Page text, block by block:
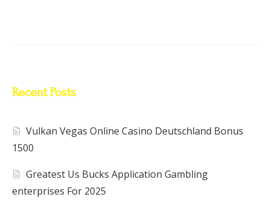
Recent Posts
Vulkan Vegas Online Casino Deutschland Bonus
1500
Greatest Us Bucks Application Gambling
enterprises For 2025